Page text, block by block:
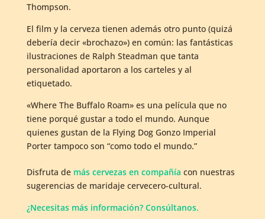
Thompson.
El film y la cerveza tienen además otro punto (quizá
debería decir «brochazo») en común: las fantásticas
ilustraciones de Ralph Steadman que tanta
personalidad aportaron a los carteles y al
etiquetado.
«Where The Buffalo Roam» es una película que no
tiene porqué gustar a todo el mundo. Aunque
quienes gustan de la Flying Dog Gonzo Imperial
Porter tampoco son “como todo el mundo.”
Disfruta de más cervezas en compañía con nuestras
sugerencias de maridaje cervecero-cultural.
¿Necesitas más información? Consúltanos.